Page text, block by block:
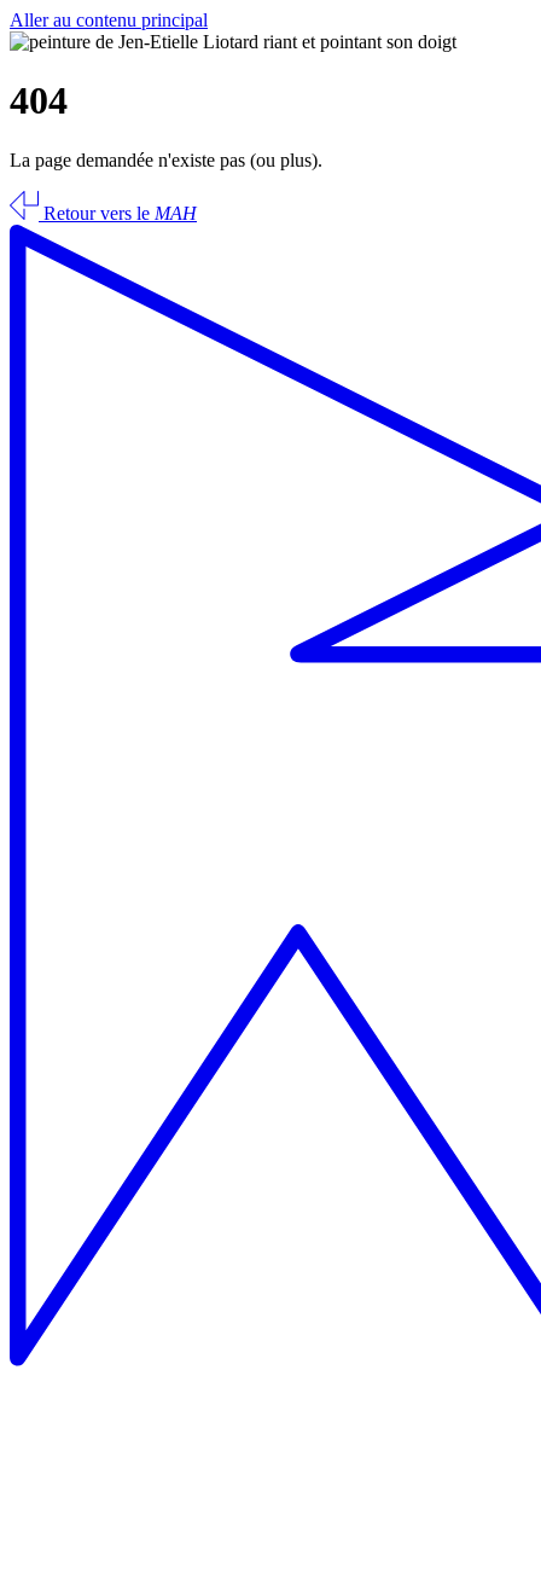
Aller au contenu principal
404
La page demandée n'existe pas (ou plus).
Retour vers le MAH